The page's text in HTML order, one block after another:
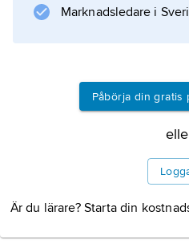
Marknadsledare i
Påbörja din gratis
Är du lärare? Starta din